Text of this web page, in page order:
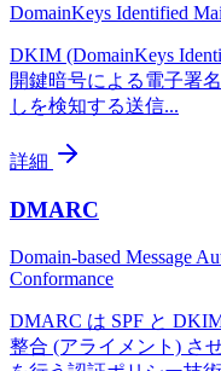
DomainKeys Identified
DKIM (DomainKeys
開鍵暗号による電子署
しを検知する送信...
詳細
DMARC
Domain-based Message
Conformance
DMARC は SPF と
整合 (アライメント) さ